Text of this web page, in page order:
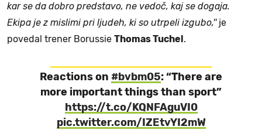
kar se da dobro predstavo, ne vedoč, kaj se dogaja.
Ekipa je z mislimi pri ljudeh, ki so utrpeli izgubo,''je
povedal trener Borussie Thomas Tuchel .
Reactions on #bvbm05: “There are
more important things than sport”
https://t.co/KQNFAguVI0
pic.twitter.com/IZEtvYI2mW